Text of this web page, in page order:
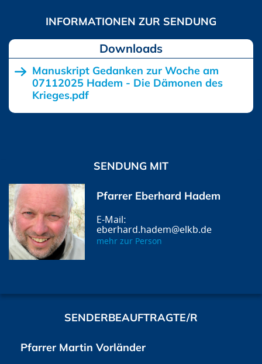
Downloads
Manuskript Gedanken zur Woche am
07112025 Hadem - Die Dämonen des
Krieges.pdf
SENDUNG MIT
Pfarrer Eberhard Hadem
eberhard.hadem@elkb.de
mehr zur Person
SENDERBEAUFTRAGTE/R
Pfarrer Martin Vorländer